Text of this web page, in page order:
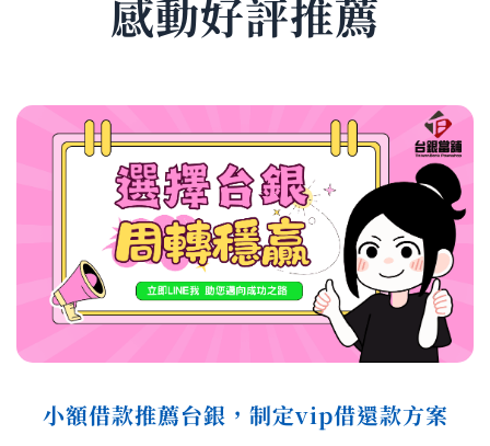
感動好評推薦
小額借款推薦台銀，制定vip借還款方案